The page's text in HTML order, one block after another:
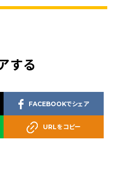
する
FACEBOOKでシェア
URLをコピー